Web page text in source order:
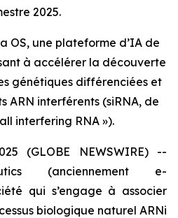
2025.
OS, une plateforme d’IA de
à accélérer la découverte
génétiques différenciées et
ARN interférents (siRNA, de
interfering RNA »).
(GLOBE NEWSWIRE) --
(anciennement e-
qui s’engage à associer
biologique naturel ARNi